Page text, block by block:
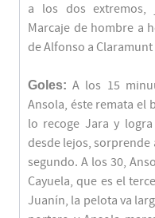
a los dos extremos,
Marcaje de hombre a
de Alfonso a Claramunt
Goles: A los 15
Ansola, éste remata el
lo recoge Jara y
desde lejos,
segundo. A los 30,
Cayuela, que es el
Juanín, la pelota va